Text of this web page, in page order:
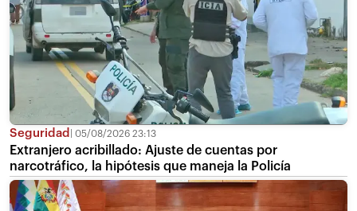
Seguridad 05/08/2026 23:13
Extranjero acribillado: Ajuste de cuentas por
narcotráfico, la hipótesis que maneja la Policía